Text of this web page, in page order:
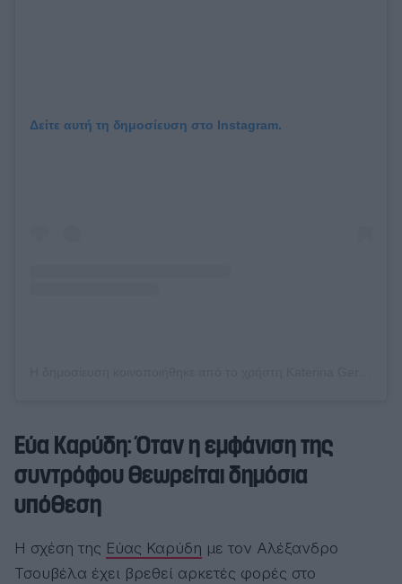
Δείτε αυτή τη δημοσίευση στο Instagram.
Εύα Καρύδη: Όταν η εμφάνιση της
συντρόφου θεωρείται δημόσια
υπόθεση
Η σχέση της Εύας Καρύδη με τον Αλέξανδρο
Τσουβέλα έχει βρεθεί αρκετές φορές στο